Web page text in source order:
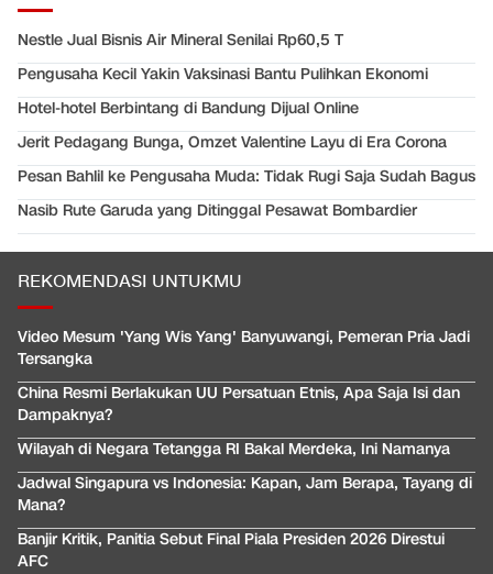
Nestle Jual Bisnis Air Mineral Senilai Rp60,5 T
Pengusaha Kecil Yakin Vaksinasi Bantu Pulihkan Ekonomi
Hotel-hotel Berbintang di Bandung Dijual Online
Jerit Pedagang Bunga, Omzet Valentine Layu di Era Corona
Pesan Bahlil ke Pengusaha Muda: Tidak Rugi Saja Sudah Bagus
Nasib Rute Garuda yang Ditinggal Pesawat Bombardier
REKOMENDASI UNTUKMU
Video Mesum 'Yang Wis Yang' Banyuwangi, Pemeran Pria Jadi
Tersangka
China Resmi Berlakukan UU Persatuan Etnis, Apa Saja Isi dan
Dampaknya?
Wilayah di Negara Tetangga RI Bakal Merdeka, Ini Namanya
Jadwal Singapura vs Indonesia: Kapan, Jam Berapa, Tayang di
Mana?
Banjir Kritik, Panitia Sebut Final Piala Presiden 2026 Direstui
AFC